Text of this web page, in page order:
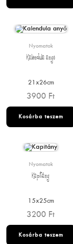
Nyomatok
Kalendula anyó
21x26cm
3900 Ft
Kosárba teszem
Nyomatok
Kapitány
15x25cm
3200 Ft
Kosárba teszem